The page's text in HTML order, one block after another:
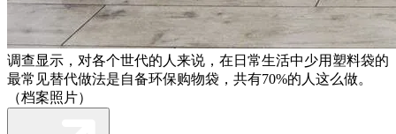
调查显示，对各个世代的人来说，在日常生活中少用塑料袋的
最常见替代做法是自备环保购物袋，共有70%的人这么做。
（档案照片）